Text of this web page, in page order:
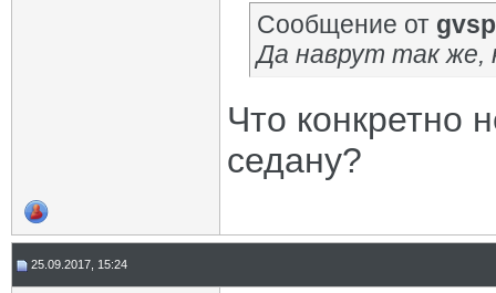
Сообщение от gvsp
Да наврут так же,
Что конкретно
седану?
25.09.2017, 15:24